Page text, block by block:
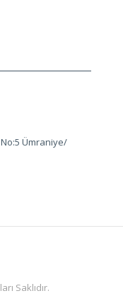
No:5 Ümraniye/
Saklıdır.